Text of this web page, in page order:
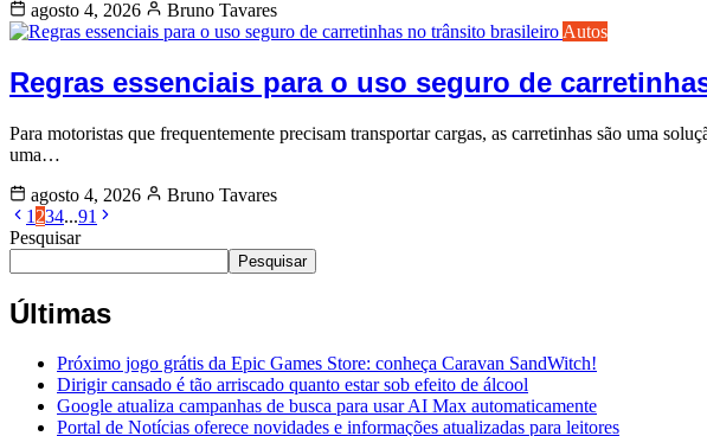
agosto 4, 2026
Bruno Tavares
Autos
Regras essenciais para o uso seguro de
Para motoristas que frequentemente precisam transportar cargas, as carretinhas são uma
uma…
agosto 4, 2026
Bruno Tavares
1 234...91
Pesquisar
Pesquisar
Últimas
Próximo jogo grátis da Epic Games Store: conheça Caravan SandWitch!
Dirigir cansado é tão arriscado quanto estar sob efeito de álcool
Google atualiza campanhas de busca para usar AI Max automaticamente
Portal de Notícias oferece novidades e informações atualizadas para leitores